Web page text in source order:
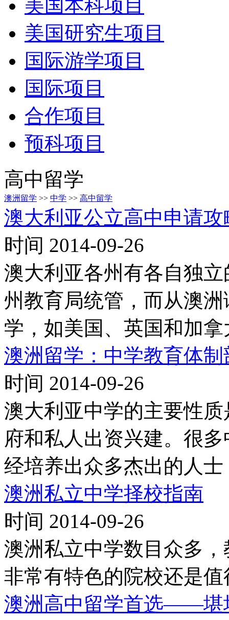
美国本科项目
美国研究生项目
国际游学项目
国际项目
合作项目
预科项目
高中留学
澳洲留学 >> 中学 >> 高中留学
澳大利亚公立高中申请攻
时间 2014-09-26
澳大利亚各州有各自独
州教育局统管，而从澳
学，如美国、英国和加
澳洲留学：中学教育体制
时间 2014-09-26
澳大利亚中学的主要性
府和私人出资兴建。很
经培养出众多杰出的人
澳洲私立中学择校指南
时间 2014-09-26
澳洲私立中学数目众多
非常有特色的院校还是
澳洲高中留学首选——堪